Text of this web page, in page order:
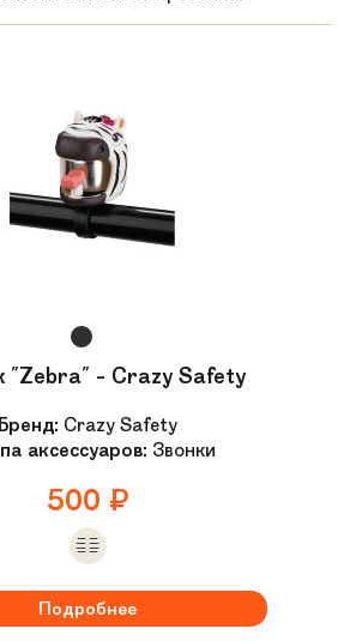
"Zebra" - Crazy Safety
Бренд: Crazy Safety
аксессуаров: Звонки
500 ₽
Подробнее